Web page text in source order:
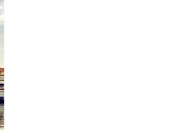
o dedo na tela.